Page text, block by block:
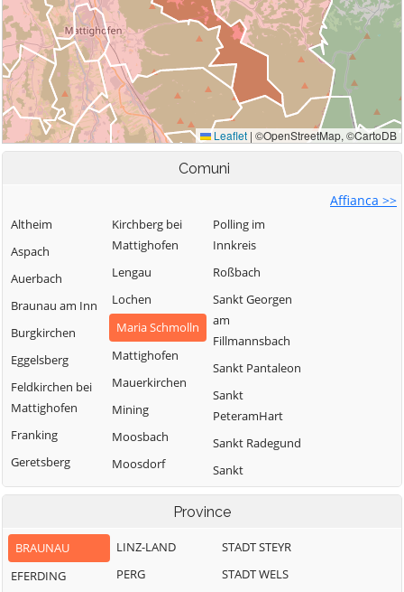
Comuni
Affianca >>
Altheim
Aspach
Auerbach
Braunau am Inn
Burgkirchen
Eggelsberg
Feldkirchen bei
Mattighofen
Franking
Geretsberg
Gilgenberg am
Haigermoos
Handenberg
Kirchberg bei
Mattighofen
Lengau
Lochen
Maria Schmolln
Mattighofen
Mauerkirchen
Mining
Moosbach
Moosdorf
Munderfing
Neukirchen an
Polling im
Innkreis
Roßbach
Sankt Georgen
am
Fillmannsbach
Sankt Pantaleon
Sankt
PeteramHart
Sankt Radegund
Sankt
VeitimInnkreis
SanktJohann am
Province
BRAUNAU
EFERDING
LINZ-LAND
PERG
STADT STEYR
STADT WELS